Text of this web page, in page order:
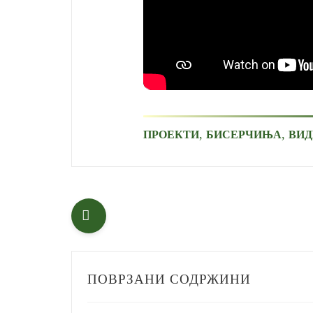
ПРОЕКТИ, БИСЕРЧИЊА,
ПОВРЗАНИ СОДРЖИНИ